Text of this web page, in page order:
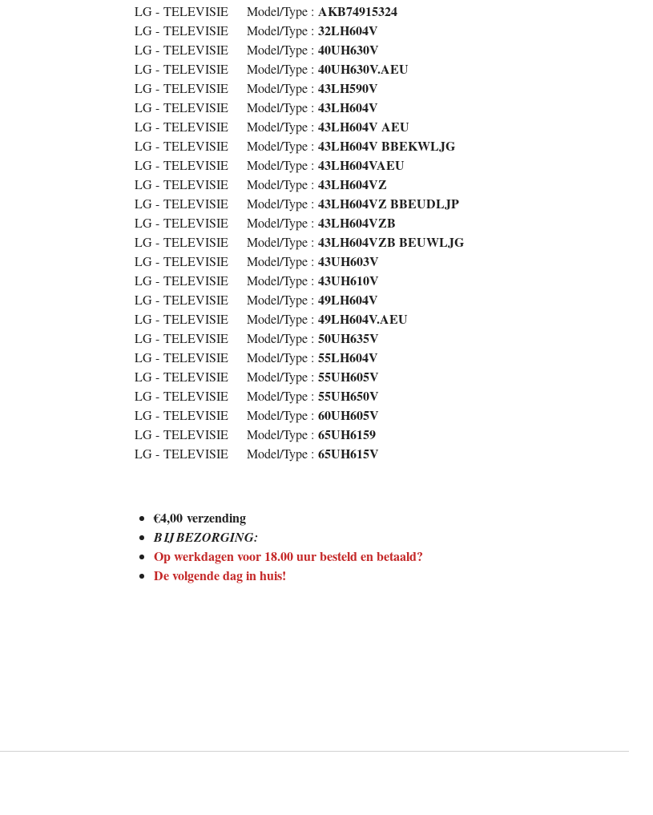
LG - TELEVISIE Model/Type : AKB74915324
LG - TELEVISIE Model/Type : 32LH604V
LG - TELEVISIE Model/Type : 40UH630V
LG - TELEVISIE Model/Type : 40UH630V.AEU
LG - TELEVISIE Model/Type : 43LH590V
LG - TELEVISIE Model/Type : 43LH604V
LG - TELEVISIE Model/Type : 43LH604V AEU
LG - TELEVISIE Model/Type : 43LH604V BBEKWLJG
LG - TELEVISIE Model/Type : 43LH604VAEU
LG - TELEVISIE Model/Type : 43LH604VZ
LG - TELEVISIE Model/Type : 43LH604VZ BBEUDLJP
LG - TELEVISIE Model/Type : 43LH604VZB
LG - TELEVISIE Model/Type : 43LH604VZB BEUWLJG
LG - TELEVISIE Model/Type : 43UH603V
LG - TELEVISIE Model/Type : 43UH610V
LG - TELEVISIE Model/Type : 49LH604V
LG - TELEVISIE Model/Type : 49LH604V.AEU
LG - TELEVISIE Model/Type : 50UH635V
LG - TELEVISIE Model/Type : 55LH604V
LG - TELEVISIE Model/Type : 55UH605V
LG - TELEVISIE Model/Type : 55UH650V
LG - TELEVISIE Model/Type : 60UH605V
LG - TELEVISIE Model/Type : 65UH6159
LG - TELEVISIE Model/Type : 65UH615V
€4,00 verzending
BIJ BEZORGING:
Op werkdagen voor 18.00 uur besteld en betaald?
De volgende dag in huis!